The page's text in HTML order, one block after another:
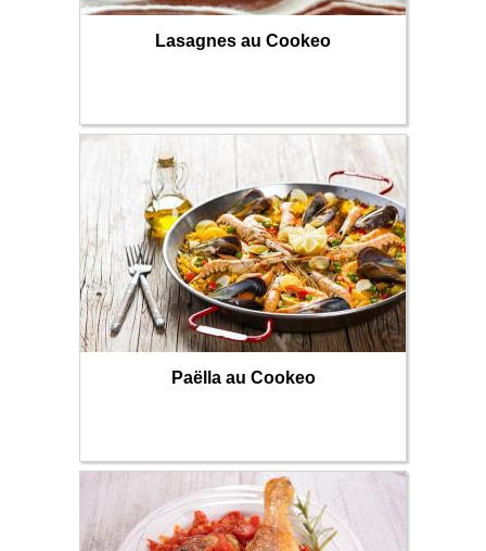
Lasagnes au Cookeo
Paëlla au Cookeo